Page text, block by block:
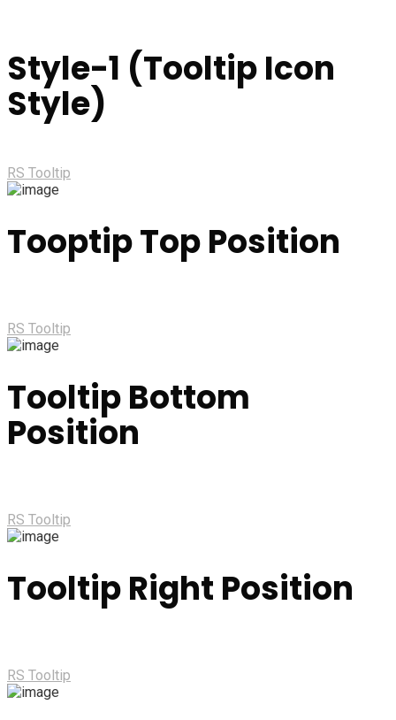
Style-1 (Tooltip Icon
Style)
RS Tooltip
Tooptip Top Position
RS Tooltip
Tooltip Bottom
Position
RS Tooltip
Tooltip Right Position
RS Tooltip